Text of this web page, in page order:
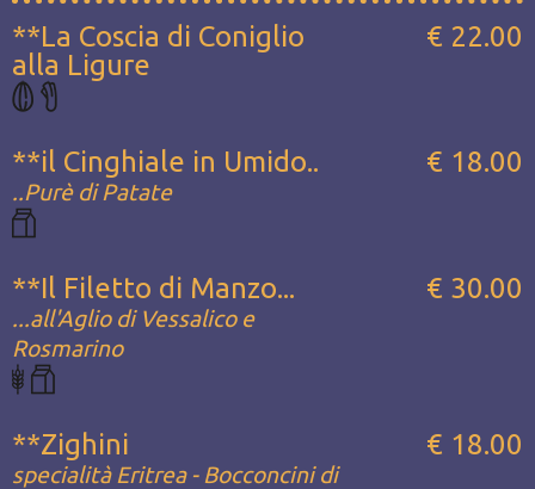
**La Coscia di Coniglio
alla Ligure
€ 22.00
**il Cinghiale in Umido..
..Purè di Patate
€ 18.00
**Il Filetto di Manzo...
...all'Aglio di Vessalico e
Rosmarino
€ 30.00
**Zighini
specialità Eritrea - Bocconcini di
€ 18.00